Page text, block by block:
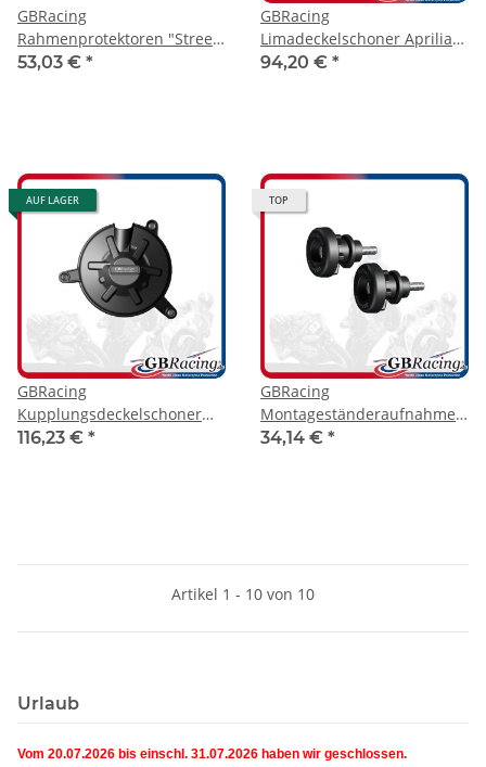
GBRacing
Rahmenprotektoren "Street"
(Bullet Slider) Aprilia Tuona
53,03 € *
GBRacing
Limadeckelschoner Aprilia
RSV4 09-20
94,20 € *
AUF LAGER
GBRacing
Kupplungsdeckelschoner
Aprilia RSV4 09-26
116,23 € *
TOP
GBRacing
Montageständeraufnahme
mit Protektor M6
34,14 € *
Artikel 1 - 10 von 10
Urlaub
Vom 20.07.2026 bis einschl. 31.07.2026 haben wir geschlossen.